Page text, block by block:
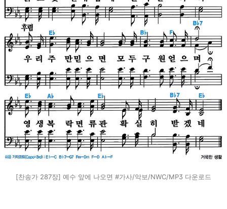
[찬송가 287장] 예수 앞에 나오면 #가사/악보/NWC/MP3 다운로드